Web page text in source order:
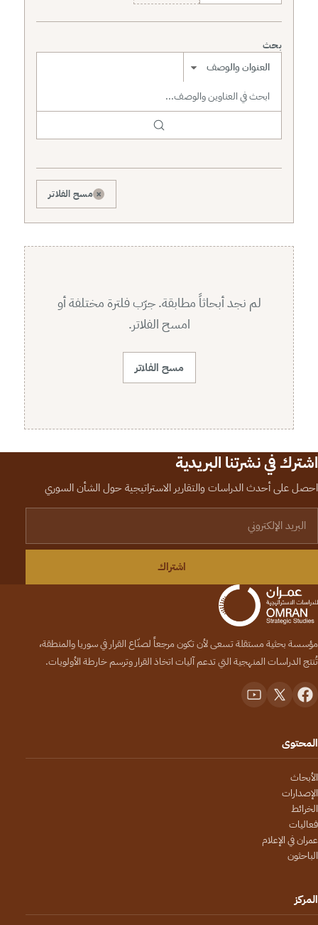
بحث
نطاق البحث
× مسح الفلاتر
لم نجد أبحاثاً مطابقة. جرّب فلترة مختلفة أو
امسح الفلاتر.
مسح الفلاتر
اشترك في نشرتنا البريدية
احصل على أحدث الدراسات والتقارير الاستراتيجية حول الشأن السوري
اشتراك
مؤسسة بحثية مستقلة تسعى لأن تكون مرجعاً لصنّاع القرار في سوريا والمنطقة،
تُنتج الدراسات المنهجية التي تدعم آليات اتخاذ القرار وترسم خارطة الأولويات.
المحتوى
الأبحاث
الإصدارات
الخرائط
فعاليات
عمران في الإعلام
الباحثون
المركز